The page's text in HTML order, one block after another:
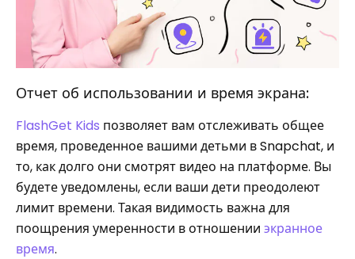
Отчет об использовании и время экрана:
FlashGet Kids позволяет вам отслеживать общее
время, проведенное вашими детьми в Snapchat, и
то, как долго они смотрят видео на платформе. Вы
будете уведомлены, если ваши дети преодолеют
лимит времени. Такая видимость важна для
поощрения умеренности в отношении экранное
время.